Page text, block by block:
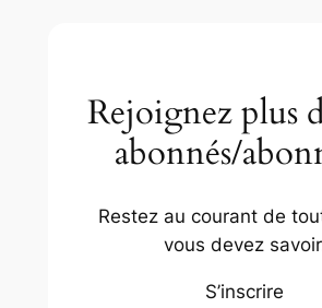
Rejoignez plus
abonnés/
Restez au courant de
vous devez
S’inscrire